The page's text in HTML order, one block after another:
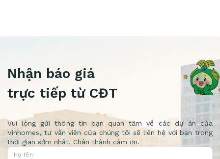
Nhận báo giá
trực tiếp từ CĐT
Vui lòng gửi thông tin bạn quan tâm về các dự án của
Vinhomes, tư vấn viên của chúng tôi sẽ liên hệ với bạn trong
thời gian sớm nhất. Chân thành cảm ơn.
Họ tên